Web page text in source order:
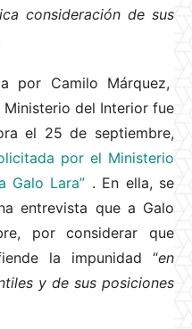
consideración de sus
por Camilo Márquez,
del Interior fue
el 25 de septiembre,
por el Ministerio
Galo Lara” . En ella, se
entrevista que a Galo
por considerar que
la impunidad “en
y de sus posiciones